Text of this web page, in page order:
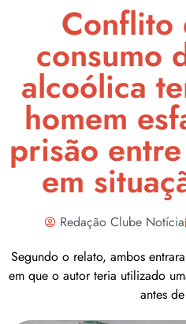
Conflito
consumo
alcoólica
homem
prisão
em
Redação Clube Notícia
Segundo o relato, ambos
em que o autor teria utilizado
antes